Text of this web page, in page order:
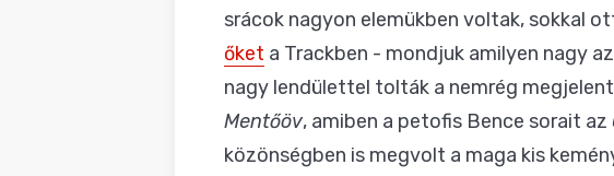
srácok nagyon elemükben voltak, sokkal
őket a Trackben - mondjuk amilyen nagy
nagy lendülettel tolták a nemrég
Mentőöv, amiben a petofis Bence sorait az
közönségben is megvolt a maga kis